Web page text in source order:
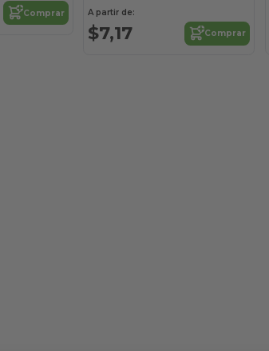
Comprar
A partir de:
$7,17 Comprar